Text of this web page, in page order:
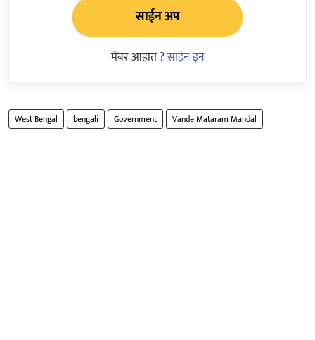
साईन अप
मेंबर आहात ?साईन इन
West Bengal bengali Government Vande Mataram Mandal